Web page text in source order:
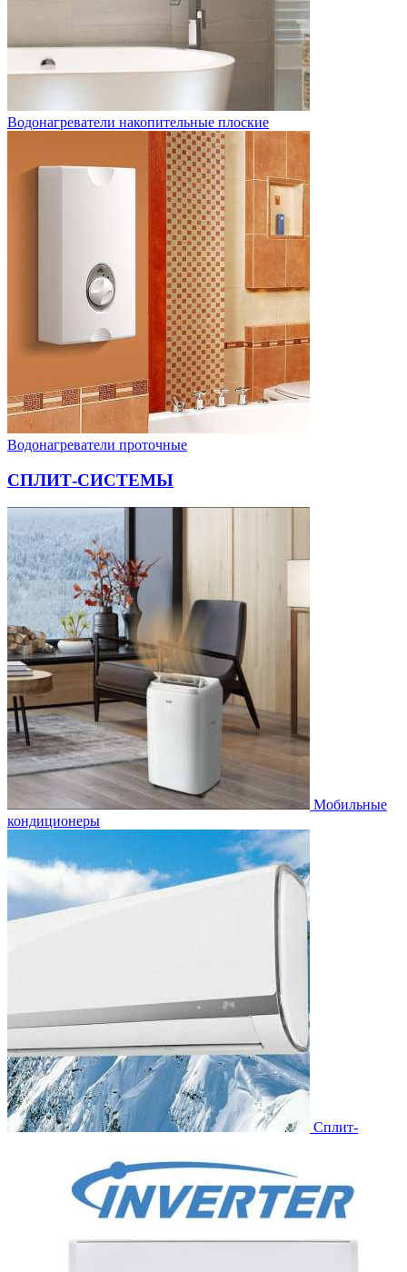
Водонагреватели накопительные плоские
Водонагреватели проточные
СПЛИТ-СИСТЕМЫ
Мобильные
кондиционеры
Сплит-